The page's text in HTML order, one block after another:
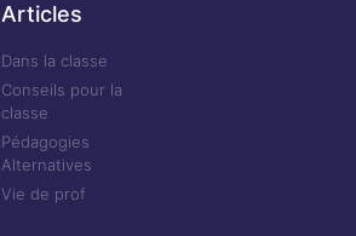
Articles
Dans la classe
Conseils pour la
classe
Pédagogies
Alternatives
Vie de prof